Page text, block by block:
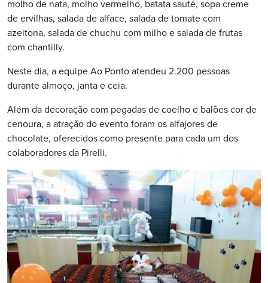
molho de nata, molho vermelho, batata sauté, sopa creme
de ervilhas, salada de alface, salada de tomate com
azeitona, salada de chuchu com milho e salada de frutas
com chantilly.
Neste dia, a equipe Ao Ponto atendeu 2.200 pessoas
durante almoço, janta e ceia.
Além da decoração com pegadas de coelho e balões cor de
cenoura, a atração do evento foram os alfajores de
chocolate, oferecidos como presente para cada um dos
colaboradores da Pirelli.